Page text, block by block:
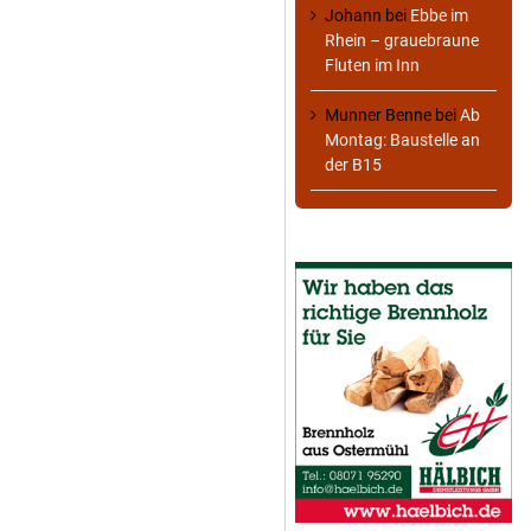
Johann bei Ebbe im
Rhein – grauebraune
Fluten im Inn
Munner Benne beiAb
Montag: Baustelle an
der B15